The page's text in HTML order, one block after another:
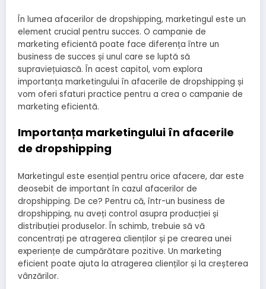
În lumea afacerilor de dropshipping, marketingul este un
element crucial pentru succes. O campanie de
marketing eficientă poate face diferența între un
business de succes și unul care se luptă să
supraviețuiască. În acest capitol, vom explora
importanța marketingului în afacerile de dropshipping și
vom oferi sfaturi practice pentru a crea o campanie de
marketing eficientă.
Importanța marketingului în afacerile
de dropshipping
Marketingul este esențial pentru orice afacere, dar este
deosebit de important în cazul afacerilor de
dropshipping. De ce? Pentru că, într-un business de
dropshipping, nu aveți control asupra producției și
distribuției produselor. În schimb, trebuie să vă
concentrați pe atragerea clienților și pe crearea unei
experiențe de cumpărătare pozitive. Un marketing
eficient poate ajuta la atragerea clienților și la creșterea
vânzărilor.